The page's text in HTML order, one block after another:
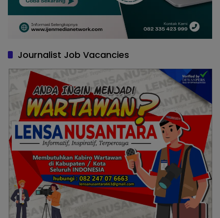
Journalist Job Vacancies